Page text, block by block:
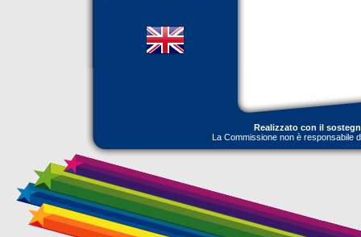
Realizzato con il
La Commissione non è responsabile